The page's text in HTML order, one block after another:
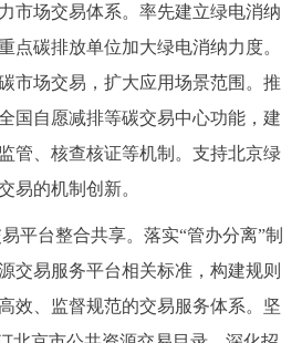
市场交易体系。率先建立绿电消纳
点碳排放单位加大绿电消纳力度。
市场交易，扩大应用场景范围。推
国自愿减排等碳交易中心功能，建
管、核查核证等机制。支持北京绿
易的机制创新。
台整合共享。落实“管办分离”制
交易服务平台相关标准，构建规则
效、监督规范的交易服务体系。坚